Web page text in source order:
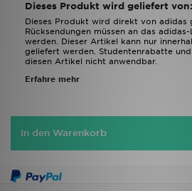
Dieses Produkt wird geliefert von:
Dieses Produkt wird direkt von adidas
Rücksendungen müssen an das
werden. Dieser Artikel kann nur
geliefert werden. Studentenrabatte
diesen Artikel nicht anwendbar.
Erfahre mehr
In den Warenkorb